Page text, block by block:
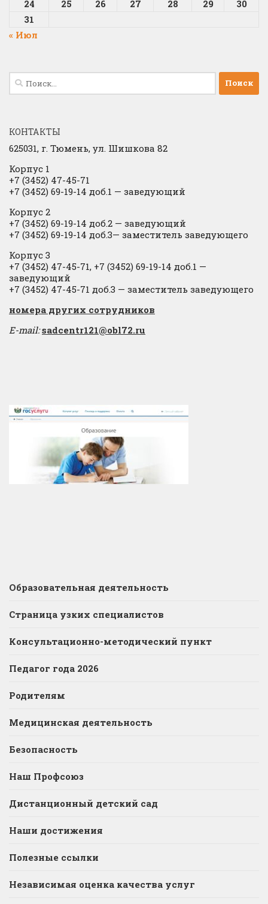
24 25 26 27 28 29
30
31
« Июл
Найти:
КОНТАКТЫ
625031, г. Тюмень, ул. Шишкова 82
Корпус 1
+7 (3452) 47-45-71
+7 (3452) 69-19-14 доб.1 — заведующий
Корпус 2
+7 (3452) 69-19-14 доб.2 — заведующий
+7 (3452) 69-19-14 доб.3— заместитель заведующего
Корпус 3
+7 (3452) 47-45-71, +7 (3452) 69-19-14 доб.1 —
заведующий
+7 (3452) 47-45-71 доб.3 — заместитель заведующего
​номера других сотрудников
E-mail: sadcentr121@obl72.ru
Образовательная деятельность
Страница узких специалистов
Консультационно-методический пункт
Педагог года 2026
Родителям
Медицинская деятельность
Безопасность
Наш Профсоюз
Дистанционный детский сад
Наши достижения
Полезные ссылки
Независимая оценка качества услуг